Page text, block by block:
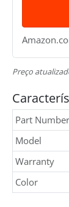
Preço
Part Number
Model
Warranty
Color